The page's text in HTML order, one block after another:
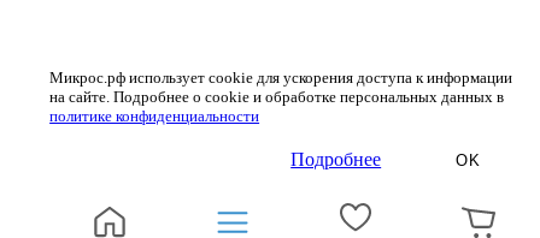
Микрос.рф использует cookie для ускорения доступа к информации
на сайте. Подробнее о cookie и обработке персональных данных в
политике конфиденциальности
Подробнее OK